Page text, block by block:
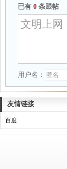
已有 0 条跟帖
用户名：
友情链接
百度